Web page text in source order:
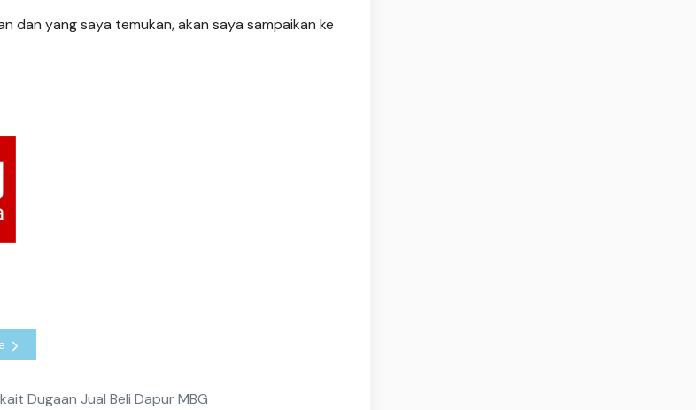
dan yang saya temukan, akan saya sampaikan ke
Dugaan Jual Beli Dapur MBG